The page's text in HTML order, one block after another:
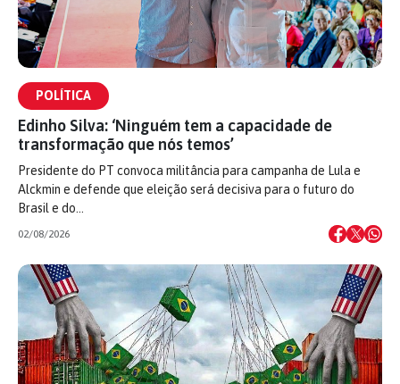
POLÍTICA
Edinho Silva: ‘Ninguém tem a capacidade de
transformação que nós temos’
Presidente do PT convoca militância para campanha de Lula e
Alckmin e defende que eleição será decisiva para o futuro do
Brasil e do…
02/08/2026